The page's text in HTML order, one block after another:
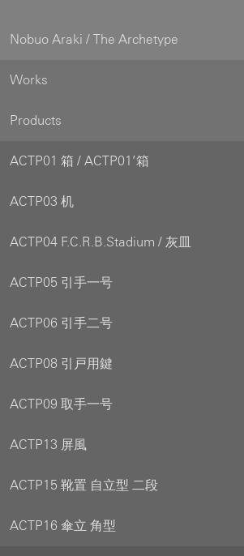
Nobuo Araki / The Archetype
Works
Products
ACTP01 箱 / ACTP01’箱
ACTP03 机
ACTP04 F.C.R.B.Stadium / 灰皿
ACTP05 引手一号
ACTP06 引手二号
ACTP08 引戸用鍵
ACTP09 取手一号
ACTP13 屏風
ACTP15 靴置 自立型 二段
ACTP16 傘立 角型